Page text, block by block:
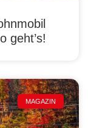
geht’s!
MAGAZIN